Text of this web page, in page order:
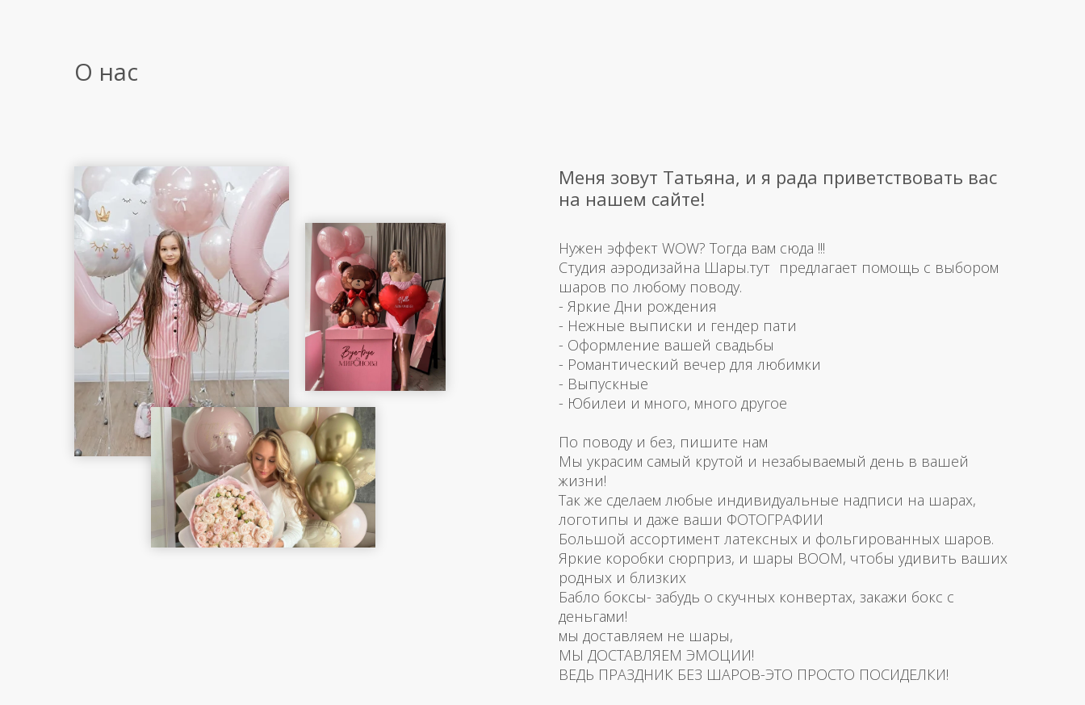
О нас
Меня зовут Татьяна, и я рада приветствовать вас
на нашем сайте!
Нужен эффект WOW? Тогда вам сюда !!!
Студия аэродизайна Шары.тут предлагает помощь с выбором
шаров по любому поводу.
- Яркие Дни рождения
- Нежные выписки и гендер пати
- Оформление вашей свадьбы
- Романтический вечер для любимки
- Выпускные
- Юбилеи и много, много другое
По поводу и без, пишите нам
Мы украсим самый крутой и незабываемый день в вашей
жизни!
Так же сделаем любые индивидуальные надписи на шарах,
логотипы и даже ваши ФОТОГРАФИИ
Большой ассортимент латексных и фольгированных шаров.
Яркие коробки сюрприз, и шары BOOM, чтобы удивить ваших
родных и близких
Бабло боксы- забудь о скучных конвертах, закажи бокс с
деньгами!
мы доставляем не шары,
МЫ ДОСТАВЛЯЕМ ЭМОЦИИ!
ВЕДЬ ПРАЗДНИК БЕЗ ШАРОВ-ЭТО ПРОСТО ПОСИДЕЛКИ!